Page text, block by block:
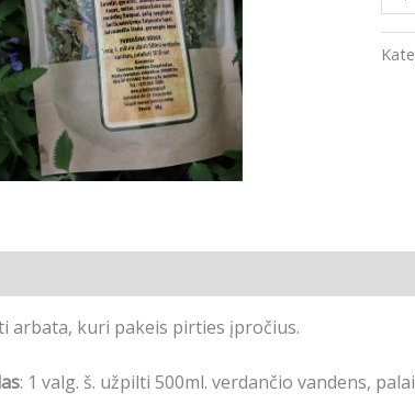
arbata, kuri pakeis pirties įpročius.
: 1 valg. š. užpilti 500ml. verdančio vandens,